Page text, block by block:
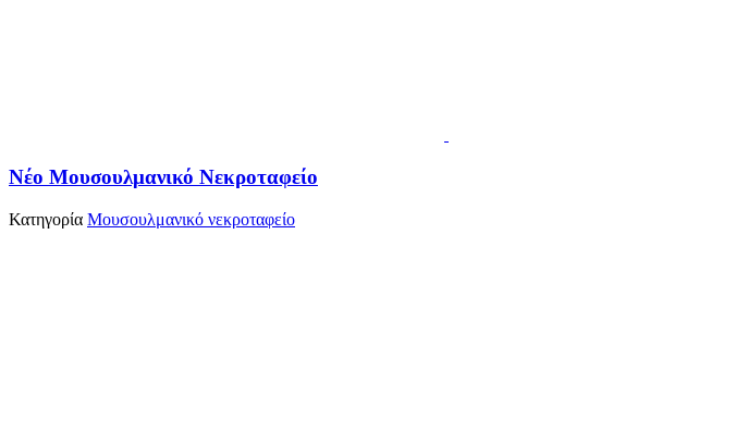
Νέο Μουσουλμανικό Νεκροταφείο
Κατηγορία Μουσουλμανικό νεκροταφείο